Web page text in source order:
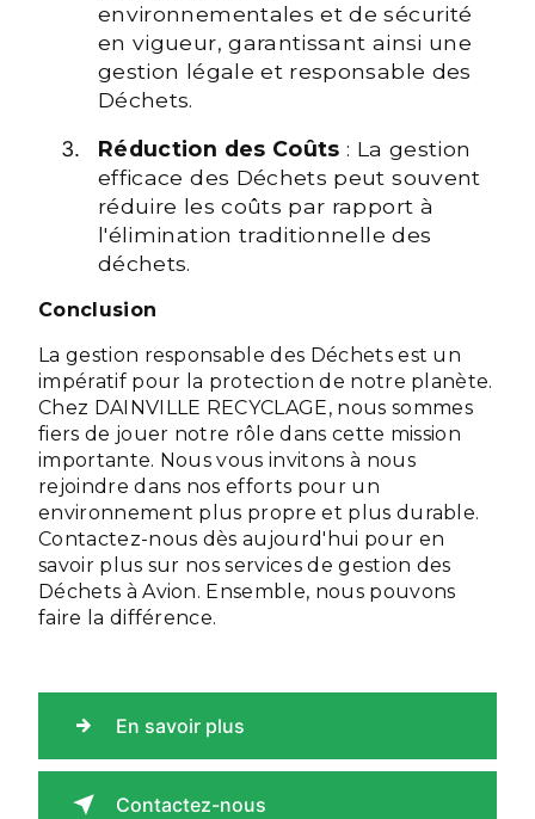
environnementales et de sécurité
en vigueur, garantissant ainsi une
gestion légale et responsable des
Déchets.
Réduction des Coûts : La gestion
efficace des Déchets peut souvent
réduire les coûts par rapport à
l'élimination traditionnelle des
déchets.
Conclusion
La gestion responsable des Déchets est un
impératif pour la protection de notre planète.
Chez DAINVILLE RECYCLAGE, nous sommes
fiers de jouer notre rôle dans cette mission
importante. Nous vous invitons à nous
rejoindre dans nos efforts pour un
environnement plus propre et plus durable.
Contactez-nous dès aujourd'hui pour en
savoir plus sur nos services de gestion des
Déchets à Avion. Ensemble, nous pouvons
faire la différence.
En savoir plus
Contactez-nous